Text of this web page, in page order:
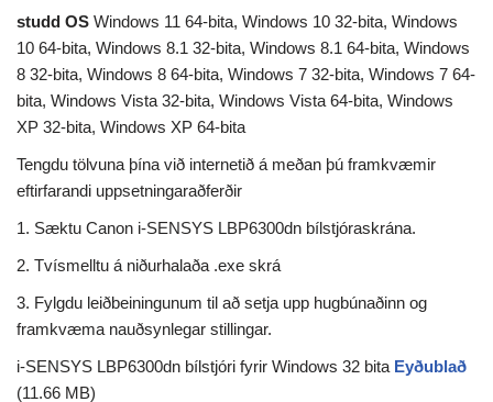
studd OS Windows 11 64-bita, Windows 10 32-bita, Windows
10 64-bita, Windows 8.1 32-bita, Windows 8.1 64-bita, Windows
8 32-bita, Windows 8 64-bita, Windows 7 32-bita, Windows 7 64-
bita, Windows Vista 32-bita, Windows Vista 64-bita, Windows
XP 32-bita, Windows XP 64-bita
Tengdu tölvuna þína við internetið á meðan þú framkvæmir
eftirfarandi uppsetningaraðferðir
1. Sæktu Canon i-SENSYS LBP6300dn bílstjóraskrána.
2. Tvísmelltu á niðurhalaða .exe skrá
3. Fylgdu leiðbeiningunum til að setja upp hugbúnaðinn og
framkvæma nauðsynlegar stillingar.
i-SENSYS LBP6300dn bílstjóri fyrir Windows 32 bita Eyðublað
(11.66 MB)